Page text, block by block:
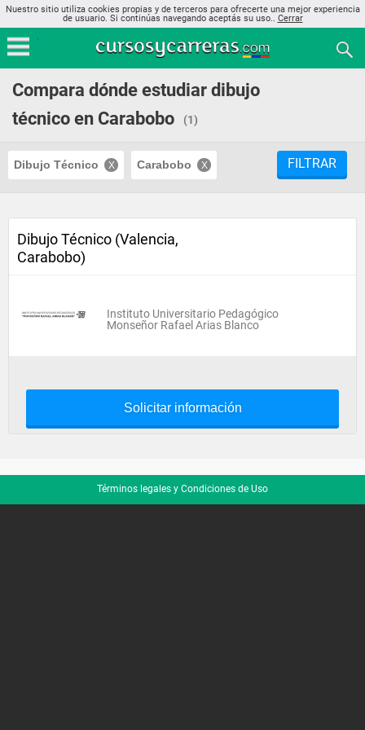
Nuestro sitio utiliza cookies propias y de terceros para ofrecerte una mejor experiencia
de usuario. Si continúas navegando aceptás su uso.. Cerrar
Compara dónde estudiar dibujo
técnico en Carabobo
(1)
Dibujo Técnico Carabobo FILTRAR
Dibujo Técnico (Valencia,
Carabobo)
Instituto Universitario Pedagógico
Monseñor Rafael Arias Blanco
Solicitar información
Términos legales y Condiciones de Uso